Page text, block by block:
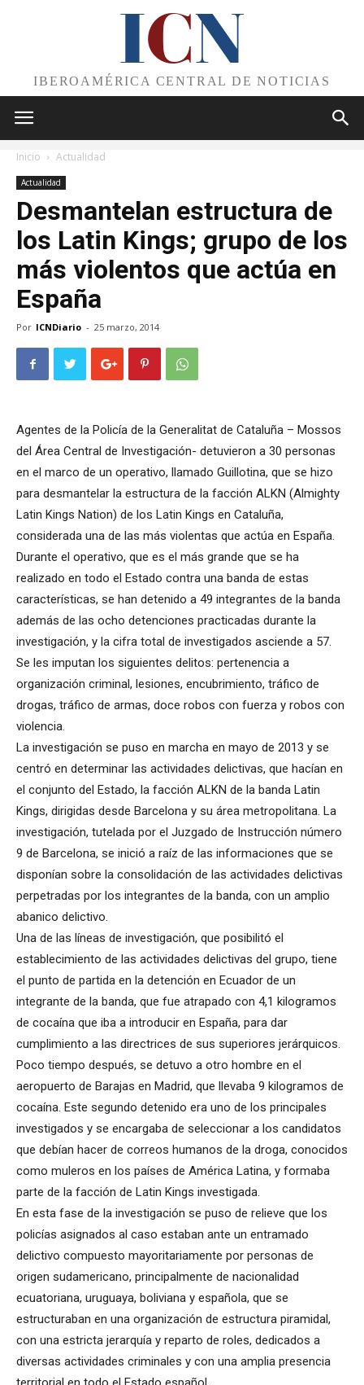
ICN
IBEROAMÉRICA CENTRAL DE NOTICIAS
Inicio Actualidad
Actualidad
Desmantelan estructura de
los Latin Kings; grupo de los
más violentos que actúa en
España
Por ICNDiario - 25 marzo, 2014
Agentes de la Policía de la Generalitat de Cataluña – Mossos
del Área Central de Investigación- detuvieron a 30 personas
en el marco de un operativo, llamado Guillotina, que se hizo
para desmantelar la estructura de la facción ALKN (Almighty
Latin Kings Nation) de los Latin Kings en Cataluña,
considerada una de las más violentas que actúa en España.
Durante el operativo, que es el más grande que se ha
realizado en todo el Estado contra una banda de estas
características, se han detenido a 49 integrantes de la banda
además de las ocho detenciones practicadas durante la
investigación, y la cifra total de investigados asciende a 57.
Se les imputan los siguientes delitos: pertenencia a
organización criminal, lesiones, encubrimiento, tráfico de
drogas, tráfico de armas, doce robos con fuerza y ​​robos con
violencia.
La investigación se puso en marcha en mayo de 2013 y se
centró en determinar las actividades delictivas, que hacían en
el conjunto del Estado, la facción ALKN de la banda Latin
Kings, dirigidas desde Barcelona y su área metropolitana. La
investigación, tutelada por el Juzgado de Instrucción número
9 de Barcelona, ​​se inició a raíz de las informaciones que se
disponían sobre la consolidación de las actividades delictivas
perpetradas por los integrantes de la banda, con un amplio
abanico delictivo.
Una de las líneas de investigación, que posibilitó el
establecimiento de las actividades delictivas del grupo, tiene
el punto de partida en la detención en Ecuador de un
integrante de la banda, que fue atrapado con 4,1 kilogramos
de cocaína que iba a introducir en España, para dar
cumplimiento a las directrices de sus superiores jerárquicos.
Poco tiempo después, se detuvo a otro hombre en el
aeropuerto de Barajas en Madrid, que llevaba 9 kilogramos de
cocaína. Este segundo detenido era uno de los principales
investigados y se encargaba de seleccionar a los candidatos
que debían hacer de correos humanos de la droga, conocidos
como muleros en los países de América Latina, y formaba
parte de la facción de Latin Kings investigada.
En esta fase de la investigación se puso de relieve que los
policías asignados al caso estaban ante un entramado
delictivo compuesto mayoritariamente por personas de
origen sudamericano, principalmente de nacionalidad
ecuatoriana, uruguaya, boliviana y española, que se
estructuraban en una organización de estructura piramidal,
con una estricta jerarquía y reparto de roles, dedicados a
diversas actividades criminales y con una amplia presencia